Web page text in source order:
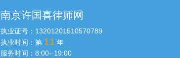
南京许国喜律师网
执业证号： 13201201510570789
执业时间：第 11 年
服务时间：8:00--19:00